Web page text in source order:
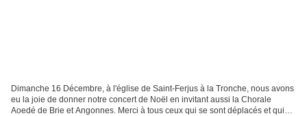
Dimanche 16 Décembre, à l'église de Saint-Ferjus à la Tronche, nous avons
eu la joie de donner notre concert de Noël en invitant aussi la Chorale
Aoedé de Brie et Angonnes. Merci à tous ceux qui se sont déplacés et qui